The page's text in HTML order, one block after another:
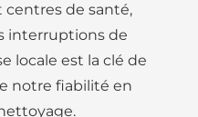
centres de santé,
interruptions de
locale est la clé de
notre fiabilité en